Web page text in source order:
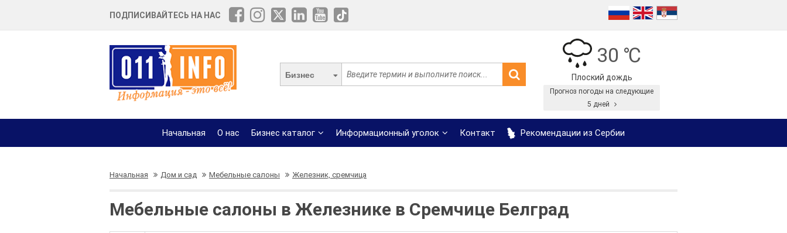
ПОДПИСИВАЙТЕСЬ НА НАС
Бизнес
30 ℃
Плоский дождь
Прогноз погоды на следующие
5 дней
Начальная О нас Бизнес каталог Информационный уголок Контакт Рекомендации из Сербии
Начальная Дом и сад Мебельные салоны Железник, сремчица
Мебельные салоны в Железнике в Сремчице Белград